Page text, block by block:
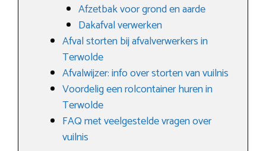
Afzetbak voor grond en aarde
Dakafval verwerken
Afval storten bij afvalverwerkers in
Terwolde
Afvalwijzer: info over storten van vuilnis
Voordelig een rolcontainer huren in
Terwolde
FAQ met veelgestelde vragen over
vuilnis